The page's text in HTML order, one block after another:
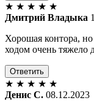
★ ★ ★ ★ ★
Дмитрий Владыка
Хорошая контора,
ходом очень тяжело
Ответить
★ ★ ★ ★ ★
Денис С. 08.12.2023